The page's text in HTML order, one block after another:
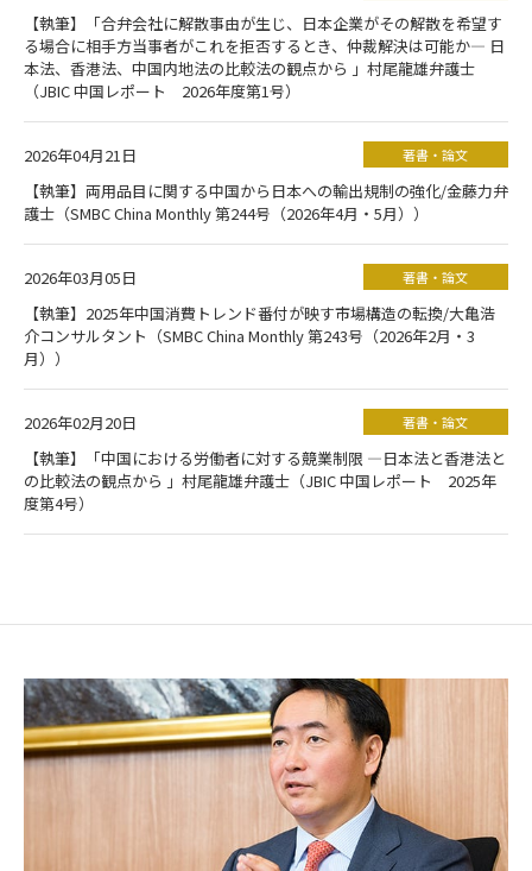
【執筆】「合弁会社に解散事由が生じ、日本企業がその解散を希望す
る場合に相手方当事者がこれを拒否するとき、仲裁解決は可能か― 日
本法、香港法、中国内地法の比較法の観点から 」村尾龍雄弁護士
（JBIC 中国レポート 2026年度第1号）
2026年04月21日 著書・論文
【執筆】両用品目に関する中国から日本への輸出規制の強化/金藤力弁
護士（SMBC China Monthly 第244号（2026年4月・5月））
2026年03月05日 著書・論文
【執筆】2025年中国消費トレンド番付が映す市場構造の転換/大亀浩
介コンサルタント（SMBC China Monthly 第243号（2026年2月・3
月））
2026年02月20日 著書・論文
【執筆】「中国における労働者に対する競業制限 ―日本法と香港法と
の比較法の観点から 」村尾龍雄弁護士（JBIC 中国レポート 2025年
度第4号）